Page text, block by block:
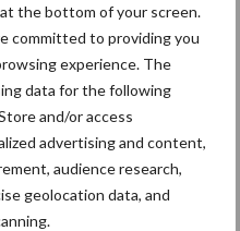
the bottom of your screen.
committed to providing you
experience. The
data for the following
and/or access
advertising and content,
audience research,
geolocation data, and
Ligbox &
Voerhekken